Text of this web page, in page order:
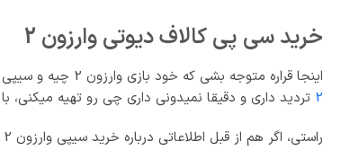
خرید سی پی کالاف دیوتی وارزون 2​
اینجا قراره متوجه بشی که خود بازی وارزون 2 چیه و سیپی وارزون 2 که داخلش هست چه نقشی داره و چه استفاده ها و مزایایی می‌تونه داشته باشه، پس اگر فکر میکنی قبل از
2 تردید داری و دقیقا نمیدونی داری چی رو تهیه میکنی،
راستی، اگر هم از قبل اطلاعاتی درباره خرید سیپی وارزون 2 داری، این متن می‌تونه مکمل دونسته‌هات از بازی وارزون 2 و سی پی وارزون 2 باشه.